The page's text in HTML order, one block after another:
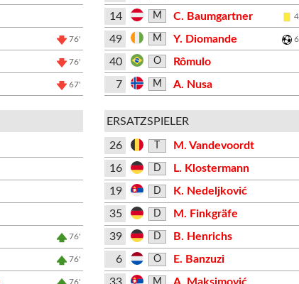
76'
76'
67'
76'
76'
76'
14
M C. Baumgartner
49 M Y. Diomande
40 O Rômulo
7 M A. Nusa
ERSATZSPIELER
26
M. Vandevoordt
16
D
L. Klostermann
19
D
K. Nedeljković
35
D
M. Finkgräfe
39
D B. Henrichs
6 O E. Banzuzi
M